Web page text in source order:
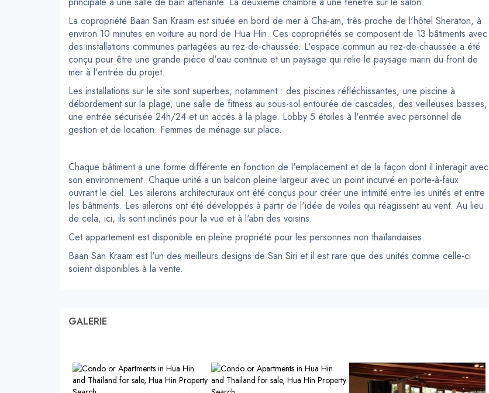
La copropriété Baan San Kraam est située en bord de mer à Cha-am, très proche de l'hôtel Sheraton, à
environ 10 minutes en voiture au nord de Hua Hin. Ces copropriétés se composent de 13 bâtiments avec
des installations communes partagées au rez-de-chaussée. L'espace commun au rez-de-chaussée a été
conçu pour être une grande pièce d'eau continue et un paysage qui relie le paysage marin du front de
mer à l'entrée du projet.
Les installations sur le site sont superbes, notamment : des piscines réfléchissantes, une piscine à
débordement sur la plage, une salle de fitness au sous-sol entourée de cascades, des veilleuses basses,
une entrée sécurisée 24h/24 et un accès à la plage. Lobby 5 étoiles à l'entrée avec personnel de
gestion et de location. Femmes de ménage sur place.
Chaque bâtiment a une forme différente en fonction de l'emplacement et de la façon dont il interagit avec
son environnement. Chaque unité a un balcon pleine largeur avec un point incurvé en porte-à-faux
ouvrant le ciel. Les ailerons architecturaux ont été conçus pour créer une intimité entre les unités et entre
les bâtiments. Les ailerons ont été développés à partir de l'idée de voiles qui réagissent au vent. Au lieu
de cela, ici, ils sont inclinés pour la vue et à l'abri des voisins.
Cet appartement est disponible en pleine propriété pour les personnes non thaïlandaises.
Baan San Kraam est l'un des meilleurs designs de San Siri et il est rare que des unités comme celle-ci
soient disponibles à la vente.
GALERIE